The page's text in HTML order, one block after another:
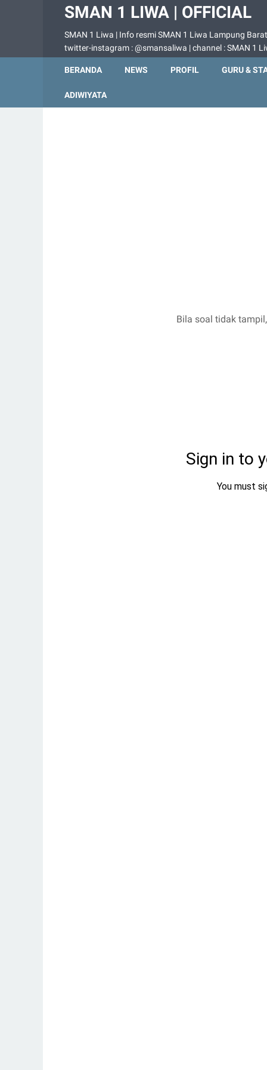
SMAN 1 LIWA | OFFICIAL
SMAN 1 Liwa | Info resmi SMAN 1 Liwa Lampung
twitter-instagram : @smansaliwa | channel : SMAN 1
BERANDA NEWS PROFIL GURU &
ADIWIYATA
Bila soal tidak